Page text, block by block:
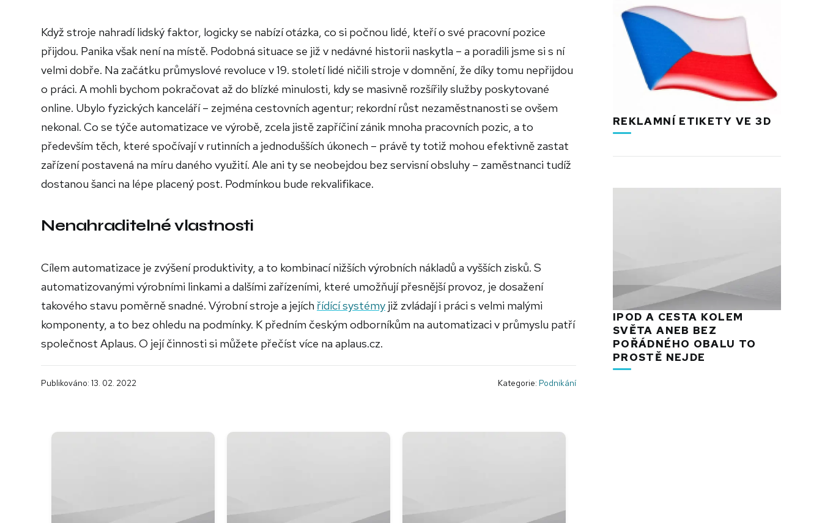
Když stroje nahradí lidský faktor, logicky se nabízí otázka, co si počnou lidé, kteří o své pracovní pozice
přijdou. Panika však není na místě. Podobná situace se již v nedávné historii naskytla – a poradili jsme si s ní
velmi dobře. Na začátku průmyslové revoluce v 19. století lidé ničili stroje v domnění, že díky tomu nepřijdou
o práci. A mohli bychom pokračovat až do blízké minulosti, kdy se masivně rozšířily služby poskytované
online. Ubylo fyzických kanceláří – zejména cestovních agentur; rekordní růst nezaměstnanosti se ovšem
nekonal. Co se týče automatizace ve výrobě, zcela jistě zapříčiní zánik mnoha pracovních pozic, a to
především těch, které spočívají v rutinních a jednodušších úkonech – právě ty totiž mohou efektivně zastat
zařízení postavená na míru daného využití. Ale ani ty se neobejdou bez servisní obsluhy – zaměstnanci tudíž
dostanou šanci na lépe placený post. Podmínkou bude rekvalifikace.
Nenahraditelné vlastnosti
Cílem automatizace je zvýšení produktivity, a to kombinací nižších výrobních nákladů a vyšších zisků. S
automatizovanými výrobními linkami a dalšími zařízeními, které umožňují přesnější provoz, je dosažení
takového stavu poměrně snadné. Výrobní stroje a jejích řídící systémy již zvládají i práci s velmi malými
komponenty, a to bez ohledu na podmínky. K předním českým odborníkům na automatizaci v průmyslu patří
společnost Aplaus. O její činnosti si můžete přečíst více na aplaus.cz.
Publikováno: 13. 02. 2022 Kategorie: Podnikání
REKLAMNÍ ETIKETY VE 3D
IPOD A CESTA KOLEM
SVĚTA ANEB BEZ
POŘÁDNÉHO OBALU TO
PROSTĚ NEJDE